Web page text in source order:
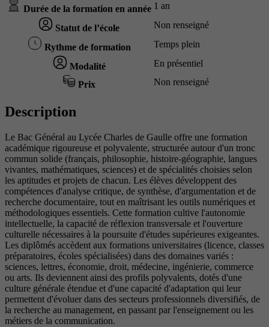
Durée de la formation en année 1 an
Statut de l’école Non renseigné
Rythme de formation Temps plein
Modalité En présentiel
Prix Non renseigné
Description
Le Bac Général au Lycée Charles de Gaulle offre une formation
académique rigoureuse et polyvalente, structurée autour d'un tronc
commun solide (français, philosophie, histoire-géographie, langues
vivantes, mathématiques, sciences) et de spécialités choisies selon
les aptitudes et projets de chacun. Les élèves développent des
compétences d'analyse critique, de synthèse, d'argumentation et de
recherche documentaire, tout en maîtrisant les outils numériques et
méthodologiques essentiels. Cette formation cultive l'autonomie
intellectuelle, la capacité de réflexion transversale et l'ouverture
culturelle nécessaires à la poursuite d'études supérieures exigeantes.
Les diplômés accèdent aux formations universitaires (licence, classes
préparatoires, écoles spécialisées) dans des domaines variés :
sciences, lettres, économie, droit, médecine, ingénierie, commerce
ou arts. Ils deviennent ainsi des profils polyvalents, dotés d'une
culture générale étendue et d'une capacité d'adaptation qui leur
permettent d'évoluer dans des secteurs professionnels diversifiés, de
la recherche au management, en passant par l'enseignement ou les
métiers de la communication.